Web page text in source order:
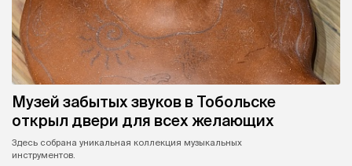
Музей забытых звуков в Тобольске
открыл двери для всех желающих
Здесь собрана уникальная коллекция музыкальных
инструментов.